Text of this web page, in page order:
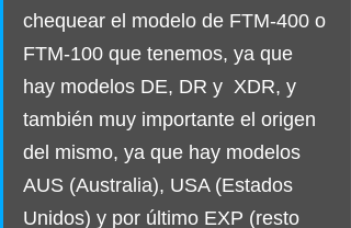
chequear el modelo de FTM-400 o
FTM-100 que tenemos, ya que
hay modelos DE, DR y  XDR, y
también muy importante el origen
del mismo, ya que hay modelos
AUS (Australia), USA (Estados
Unidos) y por último EXP (resto